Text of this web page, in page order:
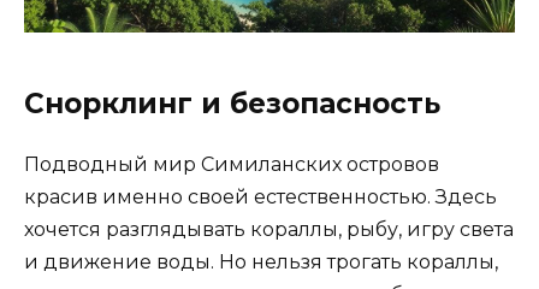
Снорклинг и безопасность
Подводный мир Симиланских островов
красив именно своей естественностью. Здесь
хочется разглядывать кораллы, рыбу, игру света
и движение воды. Но нельзя трогать кораллы,